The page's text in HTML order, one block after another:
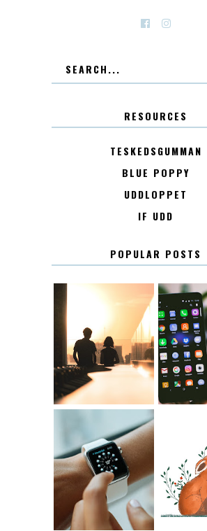
RESOURCES
TESKEDSGUMMAN
BLUE POPPY
UDDLOPPET
IF UDD
POPULAR POSTS
KONTAKT
12.30